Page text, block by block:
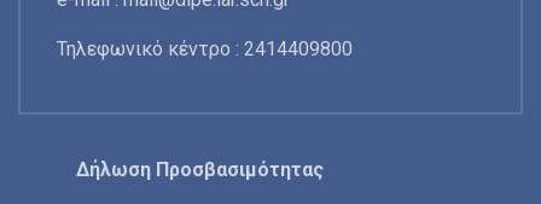
Τηλεφωνικό κέντρο : 2414409800
Δήλωση Προσβασιμότητας